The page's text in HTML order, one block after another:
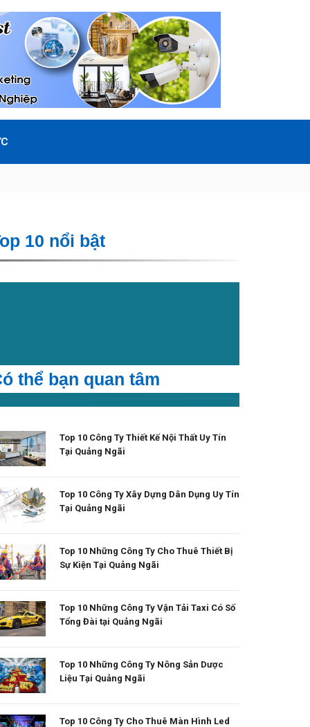
10 nổi bật
thể bạn quan tâm
Top 10 Công Ty Thiết Kế Nội Thất Uy Tín
Tại Quảng Ngãi
Top 10 Công Ty Xây Dựng Dân Dụng Uy Tín
Tại Quảng Ngãi
Top 10 Những Công Ty Cho Thuê Thiết Bị
Sự Kiện Tại Quảng Ngãi
Top 10 Những Công Ty Vận Tải Taxi Có Số
Tổng Đài tại Quảng Ngãi
Top 10 Những Công Ty Nông Sản Dược
Liệu Tại Quảng Ngãi
Top 10 Công Ty Cho Thuê Màn Hình Led